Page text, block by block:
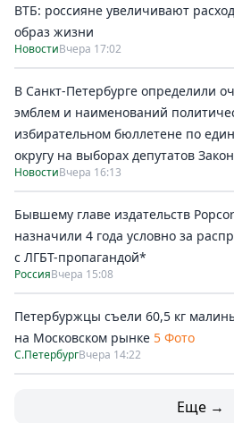
ВТБ: россияне увеличивают
образ жизни
НовостиВчера 17:02
В Санкт-Петербурге определили
эмблем и наименований
избирательном бюллетене по
округу на выборах депутатов
НовостиВчера 16:13
Бывшему главе издательств
назначили 4 года условно за
с ЛГБТ-пропагандой*
РоссияВчера 15:08
Петербуржцы съели 60,5 кг
на Московском рынке 5 Фото
С.ПетербургВчера 14:22
Еще →